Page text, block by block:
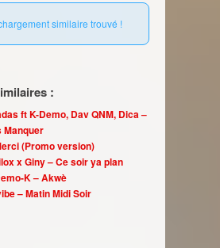
similaire trouvé !
:
ft K-Demo, Dav QNM, Dica –
Manquer
(Promo version)
x Giny – Ce soir ya plan
K – Akwè
– Matin Midi Soir